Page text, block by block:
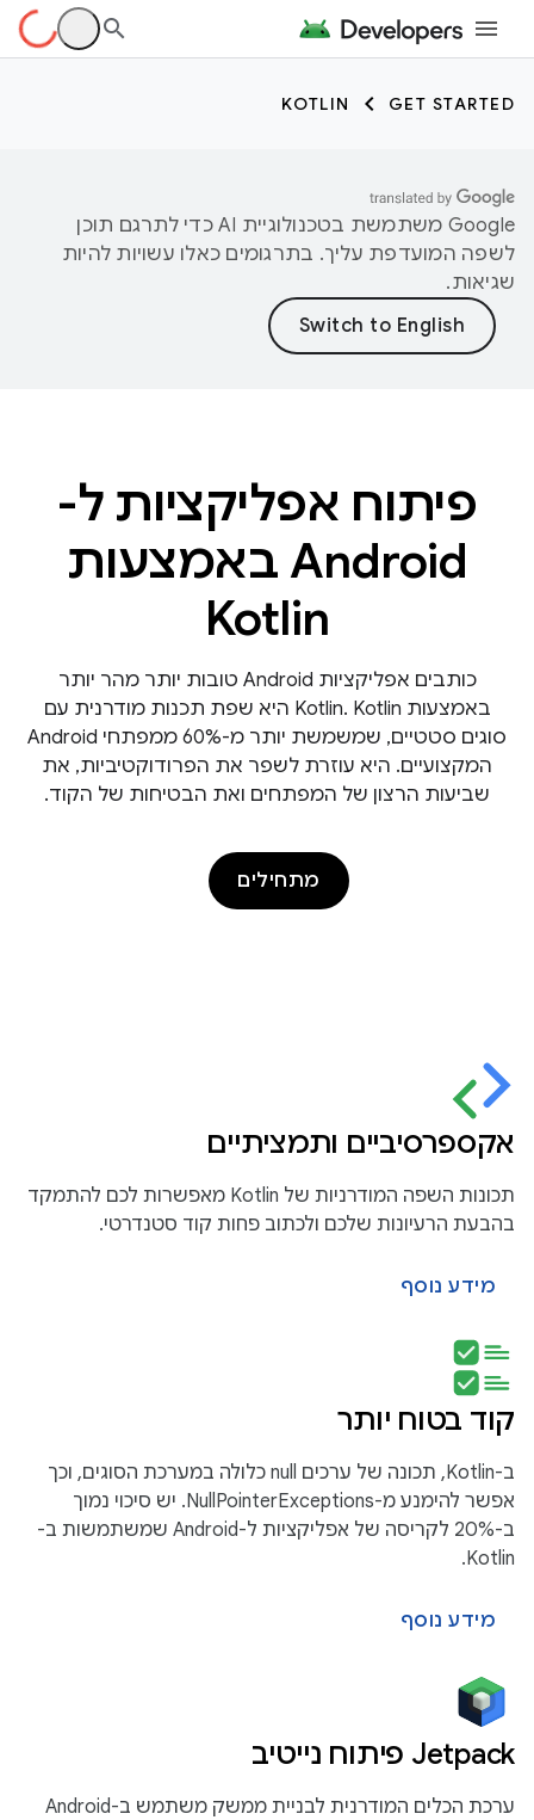
GET STARTED
KOTLIN
‫Google משתמשת בטכנולוגיית AI כדי לתרגם תוכן
לשפה המועדפת עליך. בתרגומים כאלו עשויות להיות
שגיאות.
פיתוח אפליקציות ל-
Android באמצעות
Kotlin
כותבים אפליקציות Android טובות יותר מהר יותר
באמצעות Kotlin. Kotlin היא שפת תכנות מודרנית עם
סוגים סטטיים, שמשמשת יותר מ-60% ממפתחי Android
המקצועיים. היא עוזרת לשפר את הפרודוקטיביות, את
שביעות הרצון של המפתחים ואת הבטיחות של הקוד.
מתחילים
אקספרסיביים ותמציתיים
תכונות השפה המודרניות של Kotlin מאפשרות לכם להתמקד
בהבעת הרעיונות שלכם ולכתוב פחות קוד סטנדרטי.
מידע נוסף
קוד בטוח יותר
ב-Kotlin, תכונה של ערכים null כלולה במערכת הסוגים, וכך
אפשר להימנע מ-NullPointerExceptions. יש סיכוי נמוך
ב-20% לקריסה של אפליקציות ל-Android שמשתמשות ב-
Kotlin.
מידע נוסף
Jetpack פיתוח נייטיב
ערכת הכלים המודרנית לבניית ממשק משתמש ב-Android